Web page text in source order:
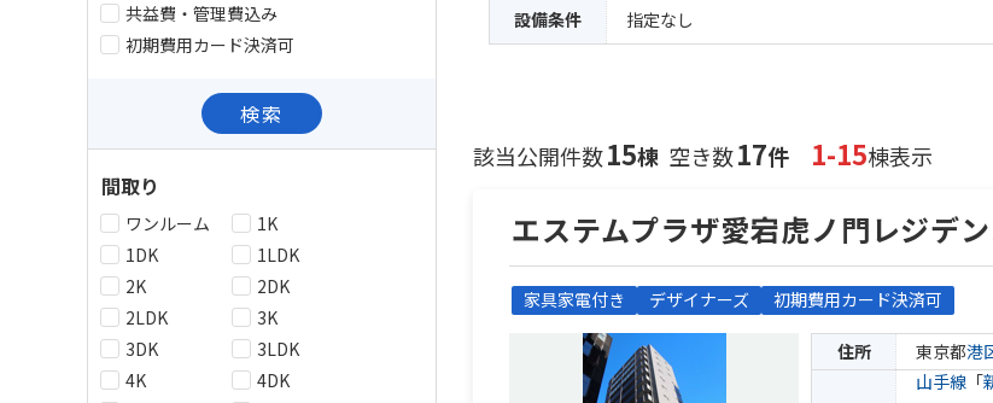
設備条件
指定なし
該当公開件数15棟 空き数17件 1-15棟表示
エステムプラザ愛宕虎ノ門レジデ
家具家電付き デザイナーズ 初期費用カード決済可
住所 東京都港
山手線 「
共益費・管理費込み
初期費用カード決済可
検索
間取り
ワンルーム
1K
1DK
1LDK
2K
2DK
2LDK
3K
3DK
3LDK
4K
4DK